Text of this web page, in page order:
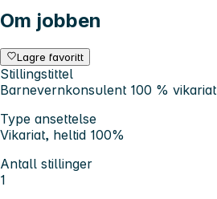
Om jobben
Lagre favoritt
Stillingstittel
Barnevernkonsulent 100 % vikariat
Type ansettelse
Vikariat, heltid 100%
Antall stillinger
1